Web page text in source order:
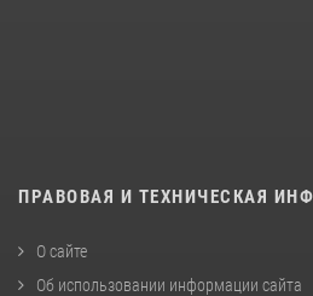
ПРАВОВАЯ И ТЕХНИЧЕСКАЯ
О сайте
Об использовании информации сайта